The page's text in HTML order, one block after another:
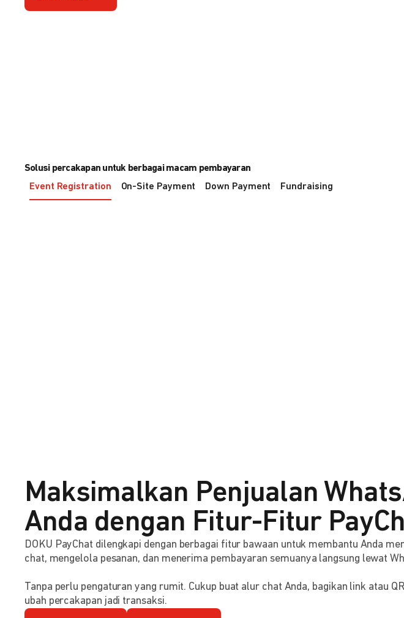
Solusi percakapan untuk berbagai macam pembayaran
Event Registration
On-Site Payment Down Payment Fundraising
Maksimalkan Penjualan
Anda dengan Fitur-Fitur
DOKU PayChat dilengkapi dengan berbagai fitur bawaan untuk membantu Anda
chat, mengelola pesanan, dan menerima pembayaran semuanya langsung lewat
Tanpa perlu pengaturan yang rumit. Cukup buat alur chat Anda, bagikan link atau
ubah percakapan jadi transaksi.